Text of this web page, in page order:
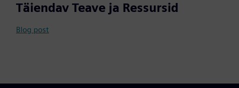
Täiendav Teave ja Ressursid
Blog post